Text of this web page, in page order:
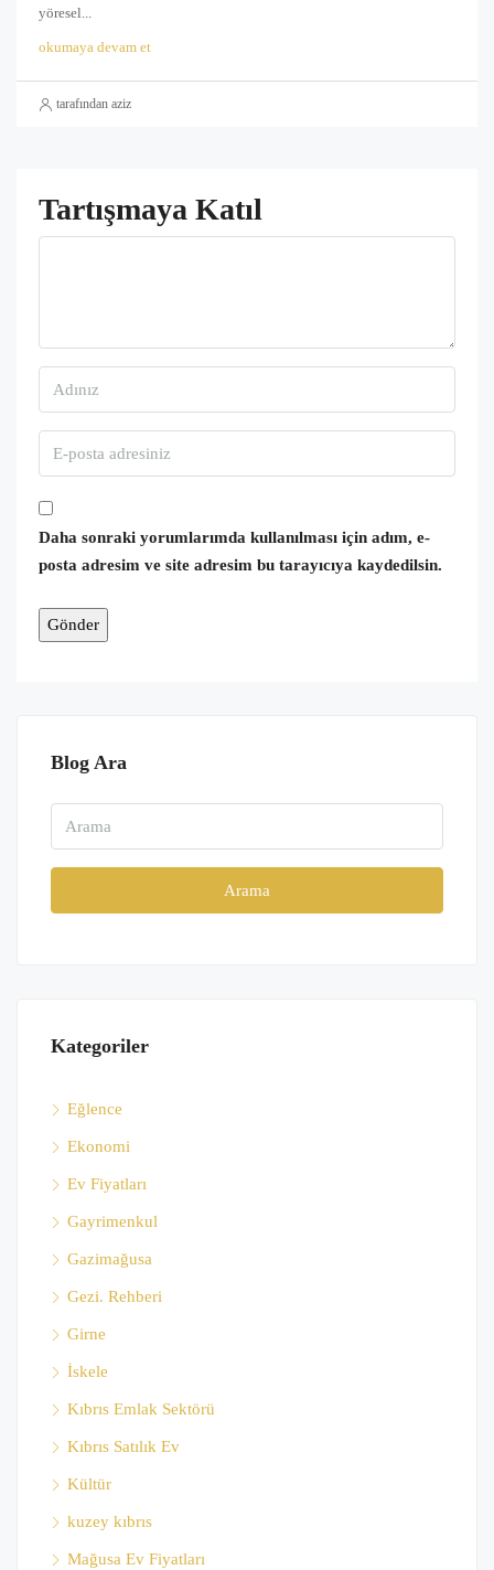
yöresel...
okumaya devam et
tarafından aziz
Tartışmaya Katıl
Daha sonraki yorumlarımda kullanılması için adım, e-
posta adresim ve site adresim bu tarayıcıya kaydedilsin.
Blog Ara
Arama
Kategoriler
Eğlence
Ekonomi
Ev Fiyatları
Gayrimenkul
Gazimağusa
Gezi. Rehberi
Girne
İskele
Kıbrıs Emlak Sektörü
Kıbrıs Satılık Ev
Kültür
kuzey kıbrıs
Mağusa Ev Fiyatları